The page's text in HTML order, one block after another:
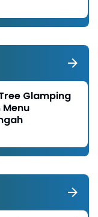
Glamping